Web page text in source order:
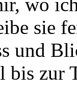
sie
und
bis zur